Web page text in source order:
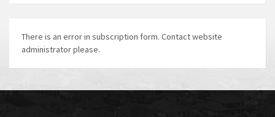
There is an error in subscription form. Contact website
administrator please.